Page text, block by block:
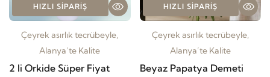
HIZLI SIPARIŞ
Çeyrek asırlık tecrübeyle,
Alanya’te Kalite
2 li Orkide Süper Fiyat
HIZLI SIPARIŞ
Çeyrek asırlık tecrübeyle,
Alanya’te Kalite
Beyaz Papatya Demeti